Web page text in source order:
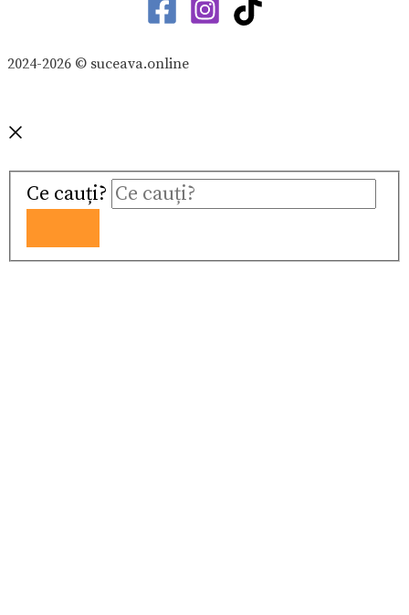
2024-2026 © suceava.online
Ce cauți?